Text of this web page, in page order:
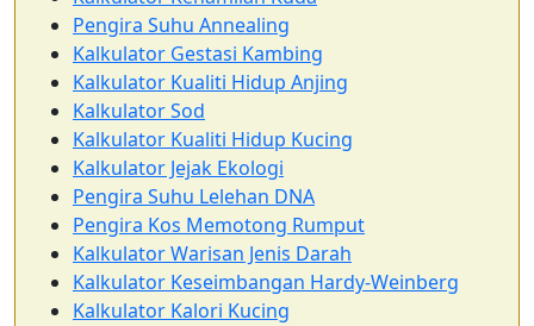
Pengira Suhu Annealing
Kalkulator Gestasi Kambing
Kalkulator Kualiti Hidup Anjing
Kalkulator Sod
Kalkulator Kualiti Hidup Kucing
Kalkulator Jejak Ekologi
Pengira Suhu Lelehan DNA
Pengira Kos Memotong Rumput
Kalkulator Warisan Jenis Darah
Kalkulator Keseimbangan Hardy-Weinberg
Kalkulator Kalori Kucing